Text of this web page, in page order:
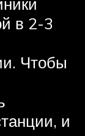
в 2-3
Чтобы
и